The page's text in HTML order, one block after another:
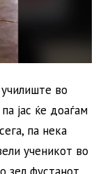
во
јас ќе доаѓам
па нека
ученикот во